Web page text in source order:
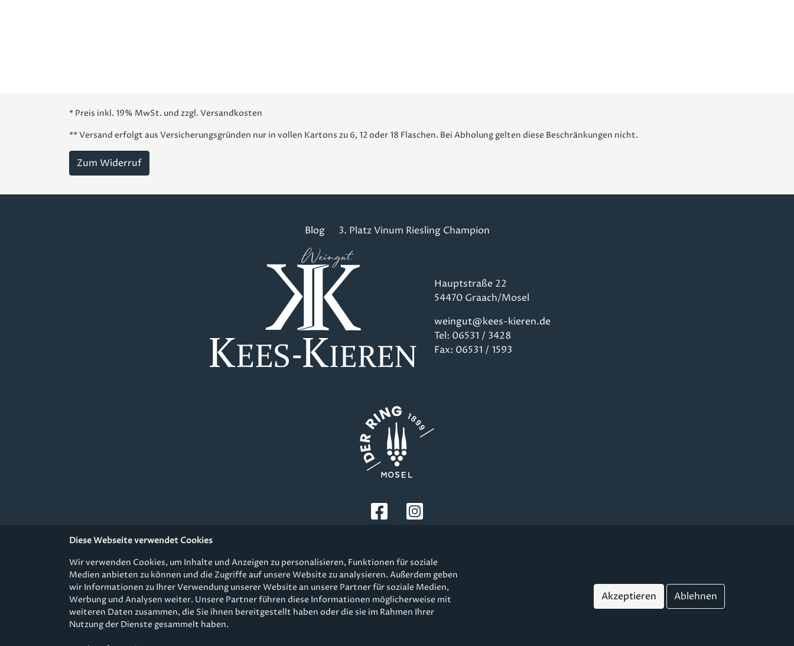
* Preis inkl. 19% MwSt. und zzgl. Versandkosten
** Versand erfolgt aus Versicherungsgründen nur in vollen Kartons zu 6, 12 oder 18 Flaschen. Bei Abholung gelten diese Beschränkungen nicht.
Zum Widerruf
Blog 3. Platz Vinum Riesling Champion
Hauptstraße 22
54470 Graach/Mosel
weingut@kees-kieren.de
Tel: 06531 / 3428
Fax: 06531 / 1593
Fußzeile
AGB & Versand Datenschutzerklärung Impressum Kontakt & Newsletter Widerrufsbelehrung
Diese Webseite verwendet Cookies
Wir verwenden Cookies, um Inhalte und Anzeigen zu personalisieren, Funktionen für soziale
Medien anbieten zu können und die Zugriffe auf unsere Website zu analysieren. Außerdem geben
wir Informationen zu Ihrer Verwendung unserer Website an unsere Partner für soziale Medien,
Werbung und Analysen weiter. Unsere Partner führen diese Informationen möglicherweise mit
weiteren Daten zusammen, die Sie ihnen bereitgestellt haben oder die sie im Rahmen Ihrer
Nutzung der Dienste gesammelt haben.
Akzeptieren Ablehnen